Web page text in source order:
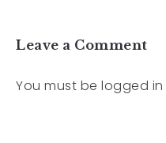
Leave a Comment
You must be logged in